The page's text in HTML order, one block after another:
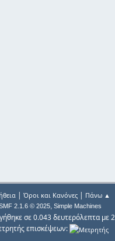
| Όροι και Κανόνες| Πάνω ▲
2.1.6 © 2025, Simple Machines
σε 0.043 δευτερόλεπτα με
επισκέψεων: